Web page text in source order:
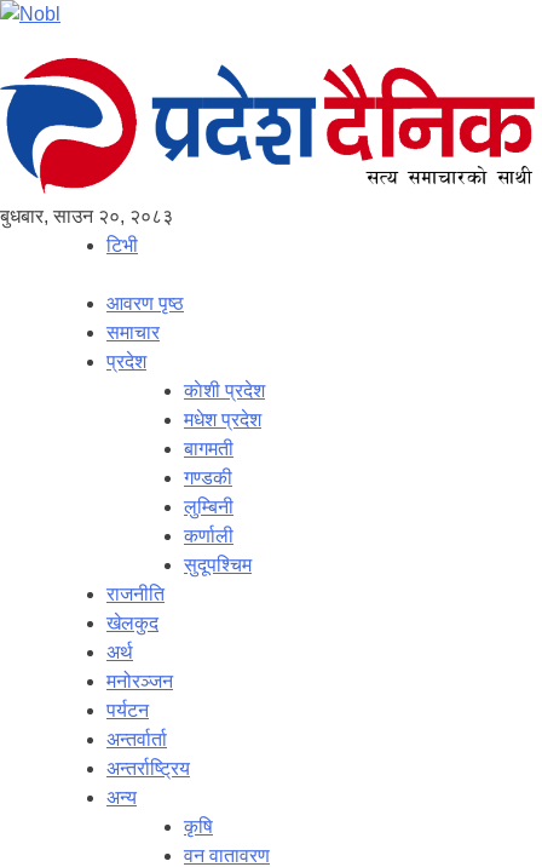
बुधबार, साउन २०, २०८३
टिभी
आवरण पृष्‍ठ
समाचार
प्रदेश
काेशी प्रदेश
मधेश प्रदेश
बागमती
गण्डकी
लुम्बिनी
कर्णाली
सुदूपश्‍चिम
राजनीति
खेलकुद
अर्थ
मनोरञ्‍जन
पर्यटन
अन्तर्वार्ता
अन्तर्राष्‍ट्रिय
अन्य
कृषि
वन वातावरण